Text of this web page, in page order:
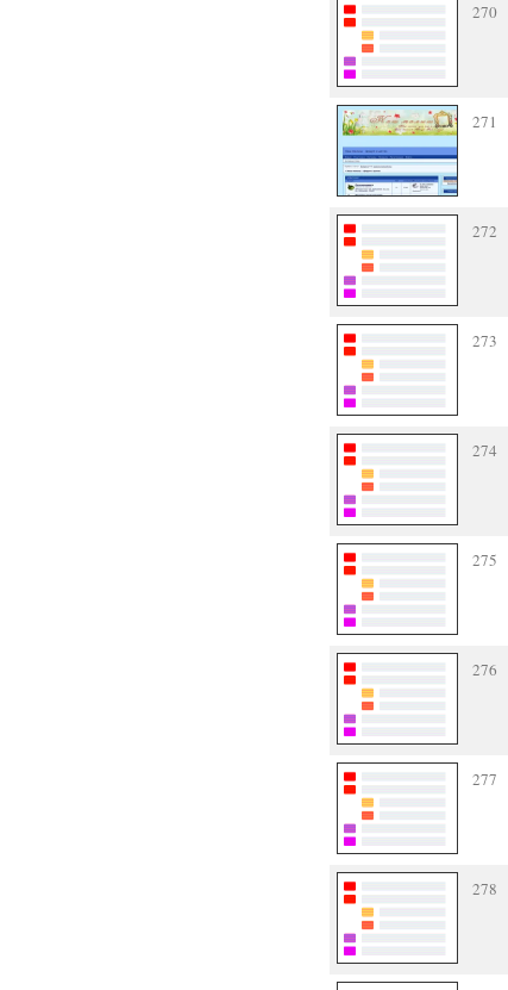
270
271
272
273
274
275
276
277
278